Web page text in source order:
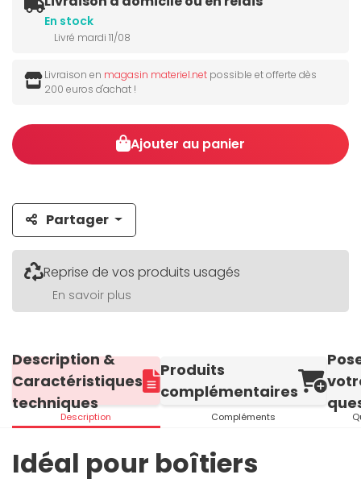
En stock
Livré mardi 11/08
Livraison en magasin materiel.net possible et offerte dès
200 euros d'achat !
Ajouter au panier
Partager
Reprise de vos produits usagés
En savoir plus
Description &
Caractéristiques
techniques
Description
Produits
complémentaires
Compléments
Idéal pour boîtiers